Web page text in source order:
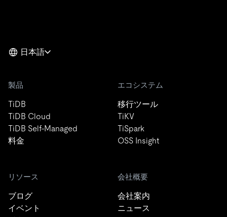
日本語
製品
TiDB
TiDB Cloud
TiDB Self-Managed
料金
エコシステム
移行ツール
TiKV
TiSpark
OSS Insight
リソース
ブログ
イベント
会社概要
会社案内
ニュース